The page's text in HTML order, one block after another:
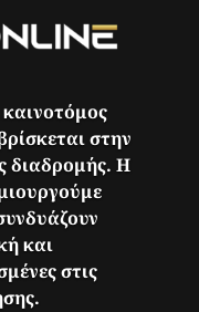
στην
διαδρομής. Η
και
στις